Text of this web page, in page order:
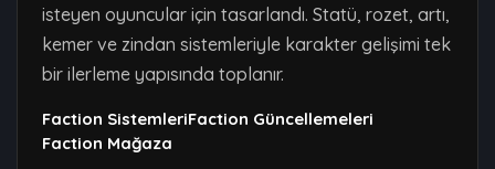
isteyen oyuncular için tasarlandı. Statü, rozet, artı,
kemer ve zindan sistemleriyle karakter gelişimi tek
bir ilerleme yapısında toplanır.
Faction SistemleriFaction Güncellemeleri
Faction Mağaza